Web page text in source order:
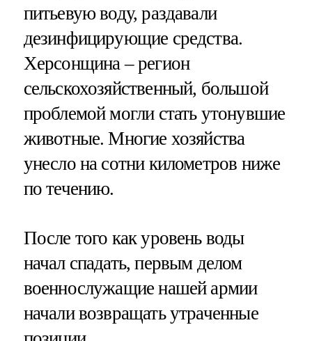
питьевую воду, раздавали
дезинфицирующие средства.
Херсонщина – регион
сельскохозяйственный, большой
проблемой могли стать утонувшие
животные. Многие хозяйства
унесло на сотни километров ниже
по течению.
После того как уровень воды
начал спадать, первым делом
военнослужащие нашей армии
начали возвращать утраченные